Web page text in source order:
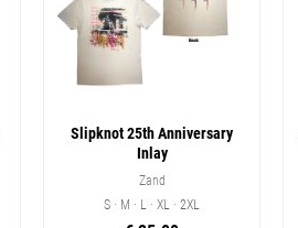
Slipknot 25th Anniversary
Inlay
Zand
S · M · L · XL · 2XL